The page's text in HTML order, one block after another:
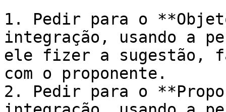
1. Pedir para o
integração, usando a
ele fizer a sugestão,
com o proponente.
2. Pedir para o